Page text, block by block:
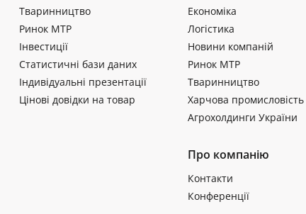
Тваринництво
Ринок МТР
Інвестиції
Статистичні бази даних
Індивідуальні презентації
Цінові довідки на товар
Економіка
Логістика
Новини компаній
Ринок МТР
Тваринництво
Харчова промисловість
Агрохолдинги України
Про компанію
Контакти
Конференції